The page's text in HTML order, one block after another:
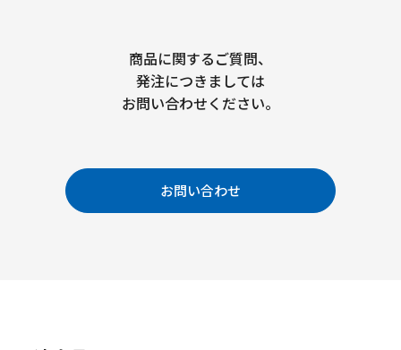
商品に関するご質問、
発注につきましては
お問い合わせください。
お問い合わせ